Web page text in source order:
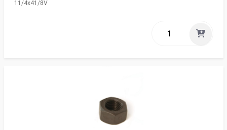
11/4x41/8V